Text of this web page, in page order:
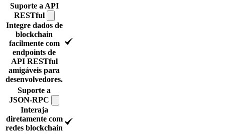
Suporte a API
RESTful
Integre dados de
blockchain
facilmente com
endpoints de
API RESTful
amigáveis para
desenvolvedores.
Suporte a
JSON-RPC
Interaja
diretamente com
redes blockchain